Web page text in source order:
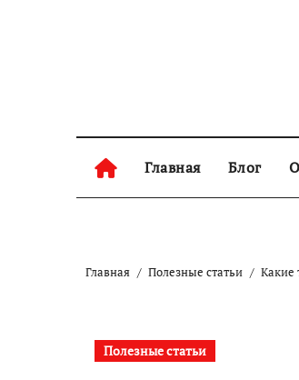
Главная Блог
Главная Полезные статьи Какие
Полезные статьи